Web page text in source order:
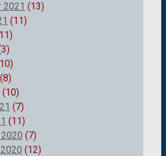
2021 (13)
(11)
(8)
(10)
(7)
(11)
(7)
(12)